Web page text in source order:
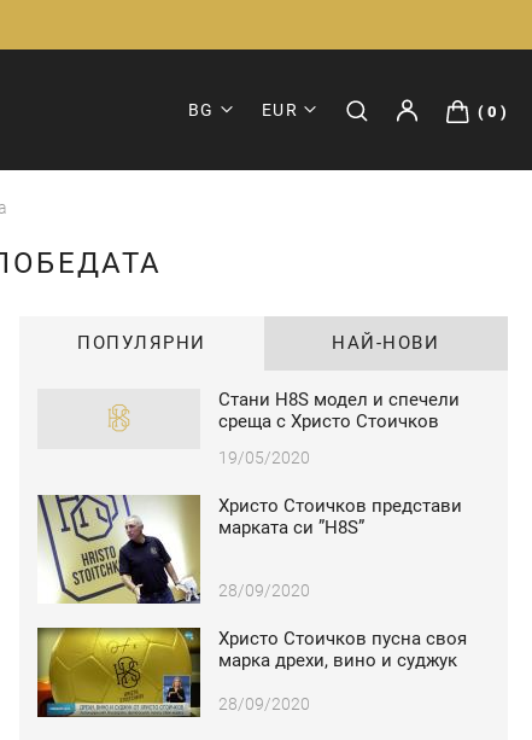
BG EUR 0
ПОПУЛЯРНИ
Стани H8S модел и спечели
среща с Христо Стоичков
19/05/2020
Христо Стоичков представи
марката си ”H8S”
28/09/2020
Христо Стоичков пусна своя
марка дрехи, вино и суджук
28/09/2020
НАЙ-НОВИ